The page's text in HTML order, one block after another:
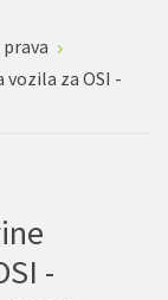
za OSI -
-